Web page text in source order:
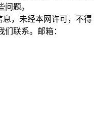
题。
息，未经本网许可，不得
联系。邮箱：